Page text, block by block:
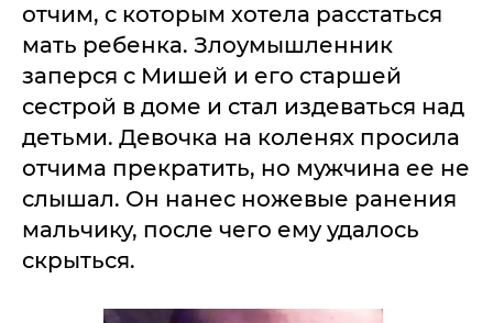
отчим, с которым хотела расстаться
мать ребенка. Злоумышленник
заперся с Мишей и его старшей
сестрой в доме и стал издеваться над
детьми. Девочка на коленях просила
отчима прекратить, но мужчина ее не
слышал. Он нанес ножевые ранения
мальчику, после чего ему удалось
скрыться.